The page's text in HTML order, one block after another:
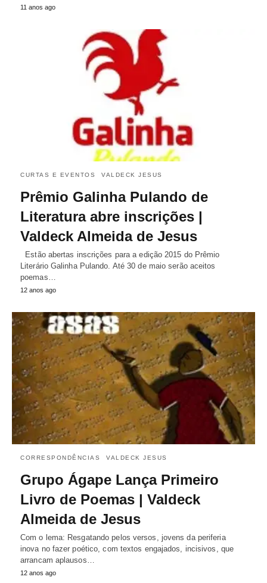
11 anos ago
CURTAS E EVENTOS VALDECK JESUS
Prêmio Galinha Pulando de
Literatura abre inscrições |
Valdeck Almeida de Jesus
Estão abertas inscrições para a edição 2015 do Prêmio
Literário Galinha Pulando. Até 30 de maio serão aceitos
poemas…
12 anos ago
CORRESPONDÊNCIAS VALDECK JESUS
Grupo Ágape Lança Primeiro
Livro de Poemas | Valdeck
Almeida de Jesus
Com o lema: Resgatando pelos versos, jovens da periferia
inova no fazer poético, com textos engajados, incisivos, que
arrancam aplausos…
12 anos ago